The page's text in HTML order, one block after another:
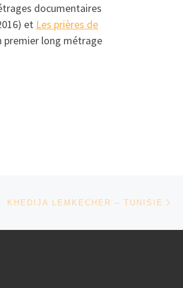
documentaires
et Les prières de
premier long métrage
KHEDIJA LEMKECHER – TUNISIE